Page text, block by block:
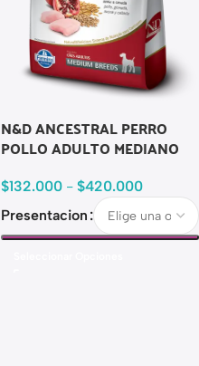
N&D ANCESTRAL PERRO
POLLO ADULTO MEDIANO
$132.000 - $420.000
Presentacion